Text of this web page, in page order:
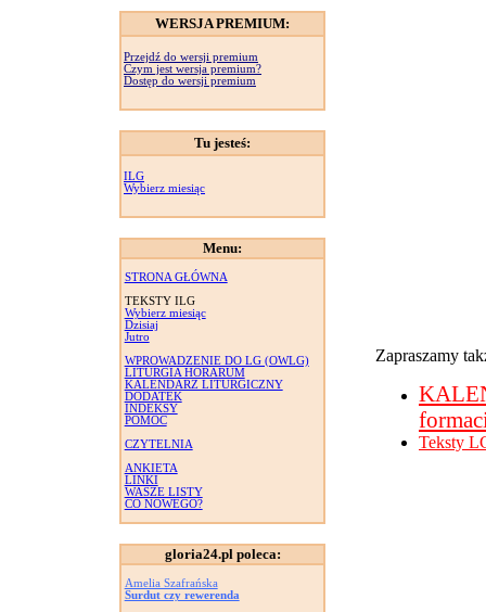
WERSJA PREMIUM:
Przejdź do wersji premium
Czym jest wersja premium?
Dostęp do wersji premium
Tu jesteś:
ILG
Wybierz miesiąc
Menu:
STRONA GŁÓWNA
TEKSTY ILG
Wybierz miesiąc
Dzisiaj
Jutro
WPROWADZENIE DO LG (OWLG)
LITURGIA HORARUM
KALENDARZ LITURGICZNY
DODATEK
INDEKSY
POMOC
CZYTELNIA
ANKIETA
LINKI
WASZE LISTY
CO NOWEGO?
gloria24.pl poleca:
Amelia Szafrańska
Surdut czy rewerenda
Zapraszamy
Teksty